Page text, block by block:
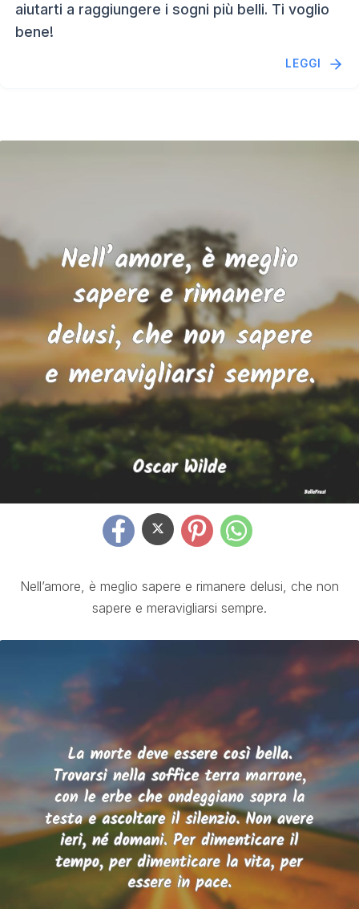
aiutarti a raggiungere i sogni più belli. Ti voglio
bene!
LEGGI
Nell’amore, è meglio sapere e rimanere delusi, che non
sapere e meravigliarsi sempre.